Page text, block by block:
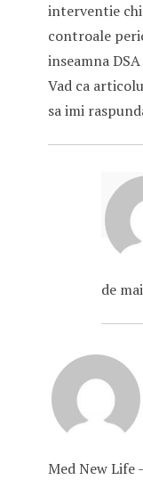
interventie
controale
inseamna
Vad ca
sa imi
de
Med New Life